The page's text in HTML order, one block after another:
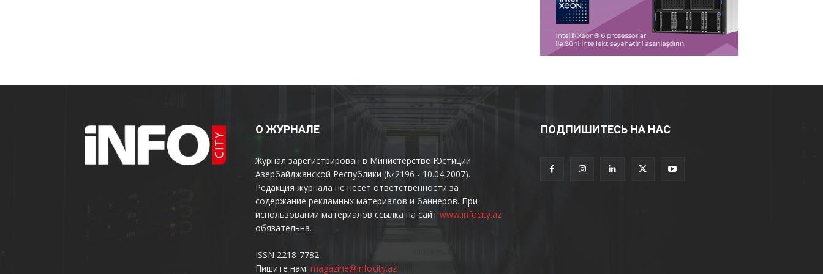
О ЖУРНАЛЕ
Журнал зарегистрирован в Министерстве Юстиции
Азербайджанской Республики (№2196 - 10.04.2007).
Редакция журнала не несет ответственности за
содержание рекламных материалов и баннеров. При
использовании материалов ссылка на сайт www.infocity.az
обязательна.
ISSN 2218-7782
Пишите нам: magazine@infocity.az
ПОДПИШИТЕСЬ НА НАС